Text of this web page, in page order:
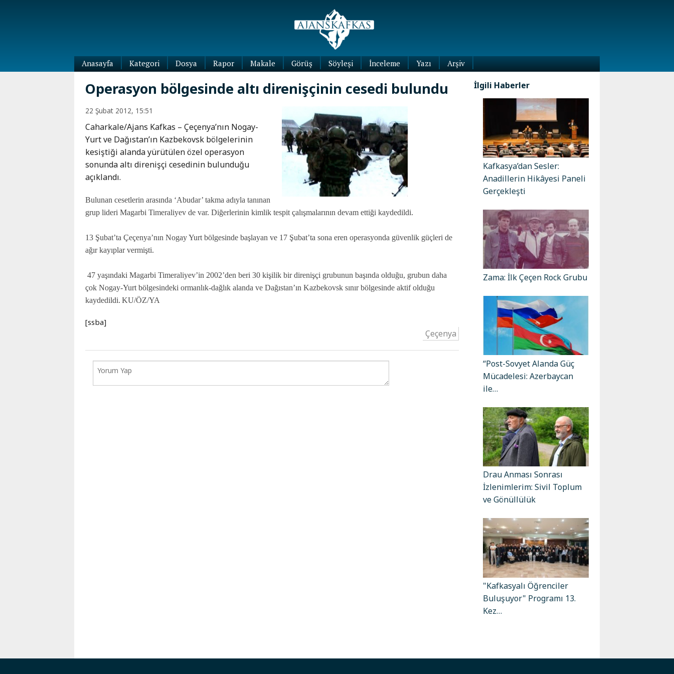
Anasayfa
Kategori
Dünya
Abhazya
Adıgey
Çeçenya
Dağıstan
Güney
Kabardey-
Balkar
Karaçay-
Çerkes
Kray
Kuzey
Osetya
Kafkas-
Ötesi
Azerbaycan
Ermenistan
Gürcistan
Dosya Rapor Makale Görüş Söyleşi İnceleme
Yazı
Yazıları
Arşiv
Operasyon bölgesinde altı direnişçinin cesedi bulundu
22 Şubat 2012, 15:51
Caharkale/Ajans Kafkas – Çeçenya’nın Nogay-
Yurt ve Dağıstan’ın Kazbekovsk bölgelerinin
kesiştiği alanda yürütülen özel operasyon
sonunda altı direnişçi cesedinin bulunduğu
açıklandı.
Bulunan cesetlerin arasında ‘Abudar’ takma adıyla tanınan
grup lideri Magarbi Timeraliyev de var. Diğerlerinin kimlik tespit çalışmalarının devam ettiği kaydedildi.
13 Şubat’ta Çeçenya’nın Nogay Yurt bölgesinde başlayan ve 17 Şubat’ta sona eren operasyonda güvenlik güçleri de
ağır kayıplar vermişti.
47 yaşındaki Magarbi Timeraliyev’in 2002’den beri 30 kişilik bir direnişçi grubunun başında olduğu, grubun daha
çok Nogay-Yurt bölgesindeki ormanlık-dağlık alanda ve Dağıstan’ın Kazbekovsk sınır bölgesinde aktif olduğu
kaydedildi. KU/ÖZ/YA
[ssba]
Çeçenya
İlgili Haberler
Kafkasya’dan Sesler:
Anadillerin Hikâyesi Paneli
Gerçekleşti
Zama: İlk Çeçen Rock Grubu
“Post-Sovyet Alanda Güç
Mücadelesi: Azerbaycan
ile…
Drau Anması Sonrası
İzlenimlerim: Sivil Toplum
ve Gönüllülük
"Kafkasyalı Öğrenciler
Buluşuyor" Programı 13.
Kez…